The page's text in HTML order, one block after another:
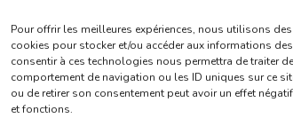
Pour offrir les meilleures expériences, nous utilisons
cookies pour stocker et/ou accéder aux informations
consentir à ces technologies nous permettra de traiter
comportement de navigation ou les ID uniques sur ce
ou de retirer son consentement peut avoir un effet
et fonctions.
Categorieën : Verslagen